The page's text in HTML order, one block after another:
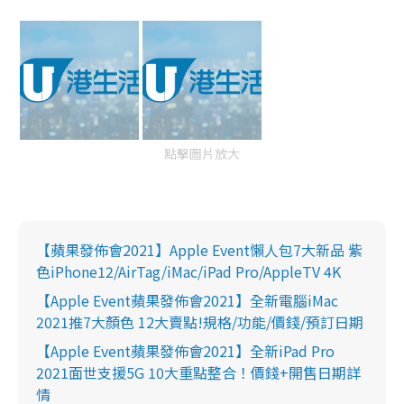
點擊圖片放大
【蘋果發佈會2021】Apple Event懶人包7大新品 紫
色iPhone12/AirTag/iMac/iPad Pro/AppleTV 4K
【Apple Event蘋果發佈會2021】全新電腦iMac
2021推7大顏色 12大賣點!規格/功能/價錢/預訂日期
【Apple Event蘋果發佈會2021】全新iPad Pro
2021面世支援5G 10大重點整合！價錢+開售日期詳
情